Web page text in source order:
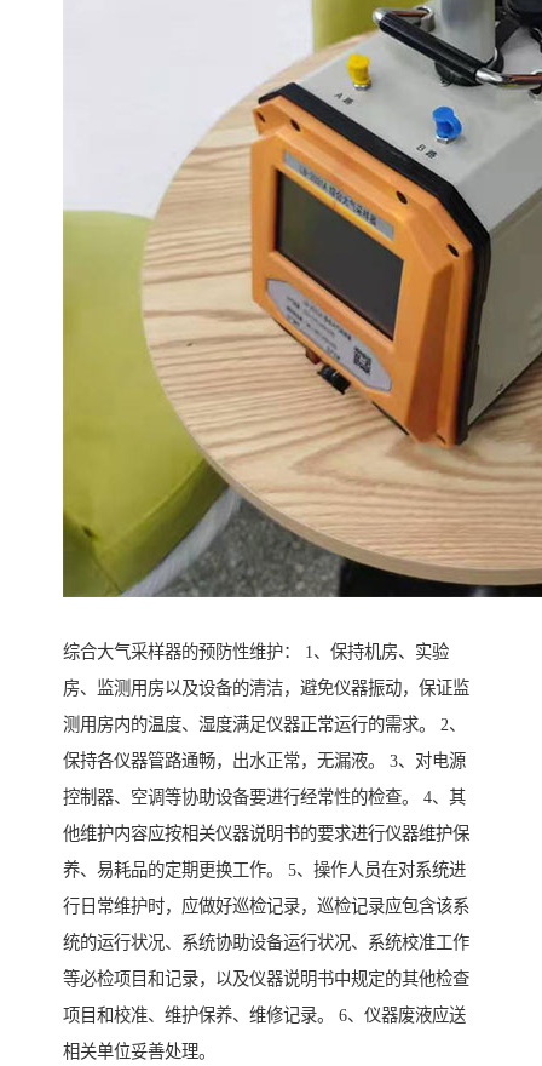
综合大气采样器的预防性维护： 1、保持机房、实验
房、监测用房以及设备的清洁，避免仪器振动，保证监
测用房内的温度、湿度满足仪器正常运行的需求。 2、
保持各仪器管路通畅，出水正常，无漏液。 3、对电源
控制器、空调等协助设备要进行经常性的检查。 4、其
他维护内容应按相关仪器说明书的要求进行仪器维护保
养、易耗品的定期更换工作。 5、操作人员在对系统进
行日常维护时，应做好巡检记录，巡检记录应包含该系
统的运行状况、系统协助设备运行状况、系统校准工作
等必检项目和记录，以及仪器说明书中规定的其他检查
项目和校准、维护保养、维修记录。 6、仪器废液应送
相关单位妥善处理。